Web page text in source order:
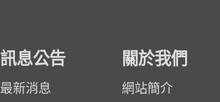
訊息公告
最新消息
關於我們
網站簡介